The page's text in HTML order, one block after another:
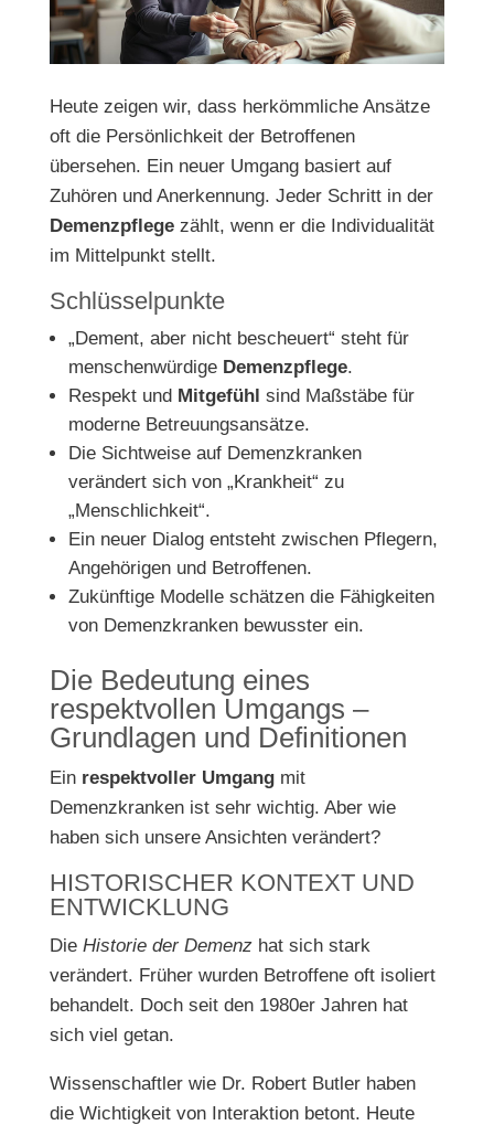
Heute zeigen wir, dass herkömmliche Ansätze
oft die Persönlichkeit der Betroffenen
übersehen. Ein neuer Umgang basiert auf
Zuhören und Anerkennung. Jeder Schritt in der
Demenzpflegezählt, wenn er die Individualität
im Mittelpunkt stellt.
Schlüsselpunkte
„Dement, aber nicht bescheuert“ steht für
menschenwürdige Demenzpflege.
Respekt und Mitgefühl sind Maßstäbe für
moderne Betreuungsansätze.
Die Sichtweise auf Demenzkranken
verändert sich von „Krankheit“ zu
„Menschlichkeit“.
Ein neuer Dialog entsteht zwischen Pflegern,
Angehörigen und Betroffenen.
Zukünftige Modelle schätzen die Fähigkeiten
von Demenzkranken bewusster ein.
Die Bedeutung eines
respektvollen Umgangs –
Grundlagen und Definitionen
Ein respektvoller Umgangmit
Demenzkranken ist sehr wichtig. Aber wie
haben sich unsere Ansichten verändert?
HISTORISCHER KONTEXT UND
ENTWICKLUNG
Die Historie der Demenzhat sich stark
verändert. Früher wurden Betroffene oft isoliert
behandelt. Doch seit den 1980er Jahren hat
sich viel getan.
Wissenschaftler wie Dr. Robert Butler haben
die Wichtigkeit von Interaktion betont. Heute